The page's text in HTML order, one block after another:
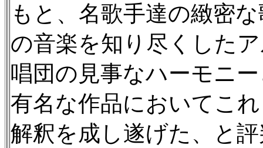
もと、名歌手達の緻密
の音楽を知り尽くした
唱団の見事なハーモニ
有名な作品においてこ
解釈を成し遂げた、と